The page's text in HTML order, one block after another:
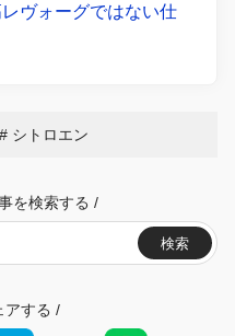
ヴォーグではない仕
シトロエン
を検索する /
検索
アする /